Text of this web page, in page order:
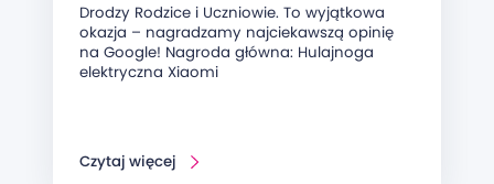
Drodzy Rodzice i Uczniowie. To wyjątkowa
okazja – nagradzamy najciekawszą opinię
na Google! Nagroda główna: Hulajnoga
elektryczna Xiaomi
Czytaj więcej